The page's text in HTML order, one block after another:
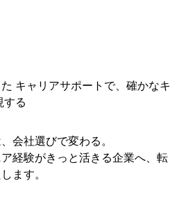
キャリアサポートで、 確かなキ
する
会社選びで変わる。
経験がきっと活きる企業へ、転
ます。